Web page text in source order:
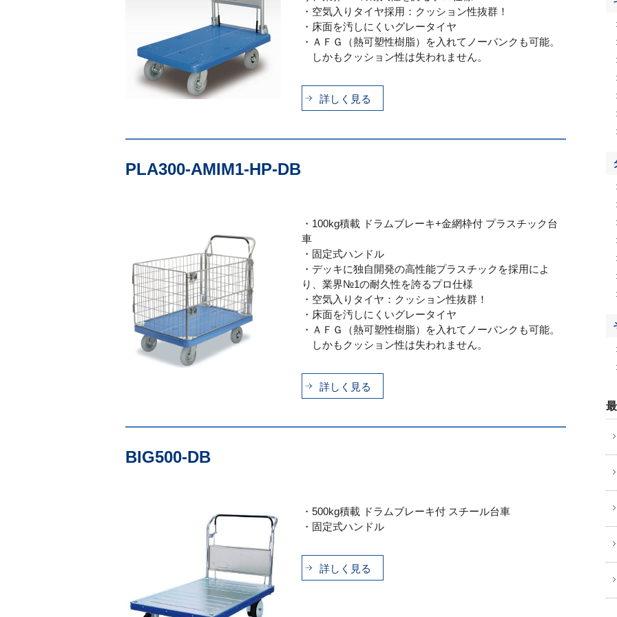
・空気入りタイヤ採用：クッション性抜群！
・床面を汚しにくいグレータイヤ
・ＡＦＧ（熱可塑性樹脂）を入れてノーパンクも可能。
しかもクッション性は失われません。
詳しく見る
PLA300-AMIM1-HP-DB
・100kg積載 ドラムブレーキ+金網枠付 プラスチック台
車
・固定式ハンドル
・デッキに独自開発の高性能プラスチックを採用によ
り、業界№1の耐久性を誇るプロ仕様
・空気入りタイヤ：クッション性抜群！
・床面を汚しにくいグレータイヤ
・ＡＦＧ（熱可塑性樹脂）を入れてノーパンクも可能。
しかもクッション性は失われません。
詳しく見る
BIG500-DB
・500kg積載 ドラムブレーキ付 スチール台車
・固定式ハンドル
詳しく見る